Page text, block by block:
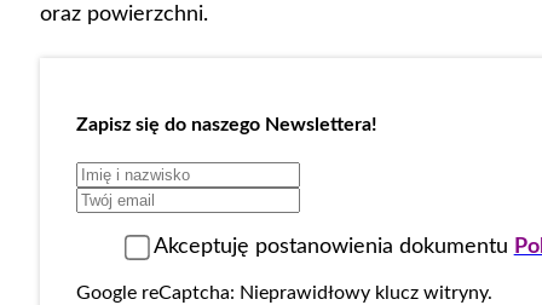
oraz powierzchni.
Zapisz się do naszego Newslettera!
Akceptuję postanowienia dokumentu
Google reCaptcha: Nieprawidłowy klucz witryny.